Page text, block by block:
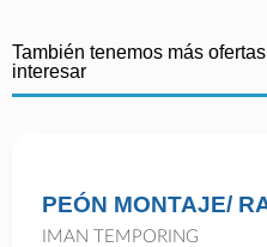
También tenemos más
interesar
PEÓN MONTAJE/
IMAN TEMPORING